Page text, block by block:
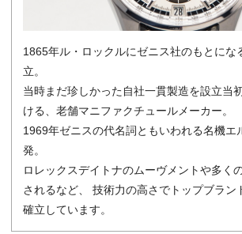
1865年ル・ロックルにゼニス社のもとにな
立。
当時まだ珍しかった自社一貫製造を設立当
ける、老舗マニファクチュールメーカー。
1969年ゼニスの代名詞ともいわれる名機エ
発。
ロレックスデイトナのムーヴメントや多く
されるなど、 技術力の高さでトップブラン
確立しています。